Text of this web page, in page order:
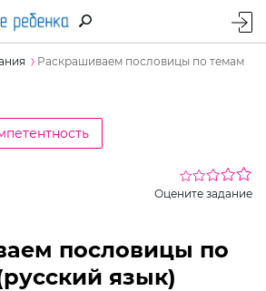
Раскрашиваем пословицы по темам
Оцените задание
пословицы по
язык)